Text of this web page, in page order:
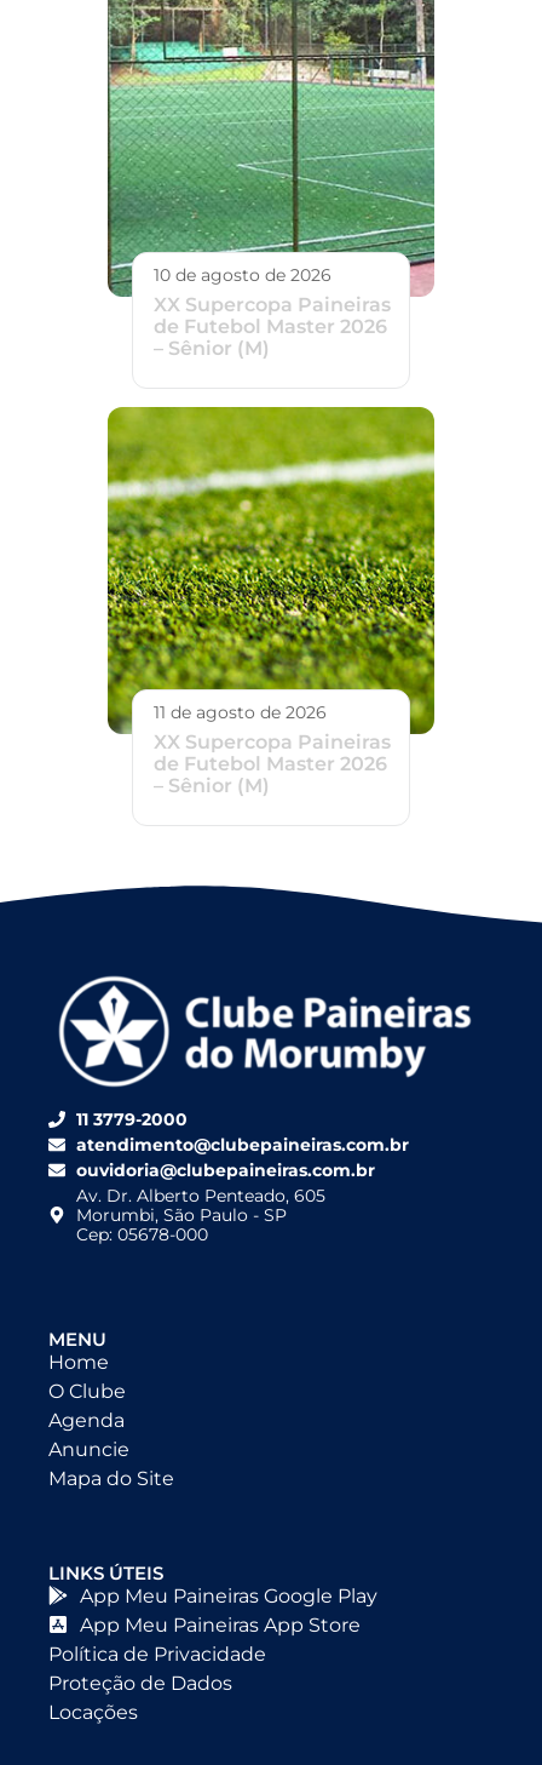
10 de agosto de 2026
XX Supercopa Paineiras
de Futebol Master 2026
– Sênior (M)
11 de agosto de 2026
XX Supercopa Paineiras
de Futebol Master 2026
– Sênior (M)
11 3779-2000
atendimento@clubepaineiras.com.br
ouvidoria@clubepaineiras.com.br
Av. Dr. Alberto Penteado, 605
Morumbi, São Paulo - SP
Cep: 05678-000
MENU
Home
O Clube
Agenda
Anuncie
Mapa do Site
LINKS ÚTEIS
App Meu Paineiras Google Play
App Meu Paineiras App Store
Política de Privacidade
Proteção de Dados
Locações